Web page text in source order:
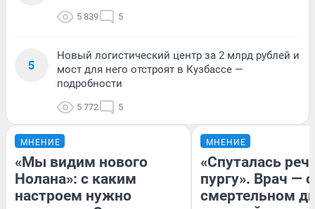
5 839 5
5
Новый логистический центр за 2 млрд рублей и
мост для него отстроят в Кузбассе —
подробности
5 772 5
МНЕНИЕ
«Мы видим нового
Нолана»: с каким
настроем нужно
МНЕНИЕ
«Спуталась
пургу». Врач — о
смертельном